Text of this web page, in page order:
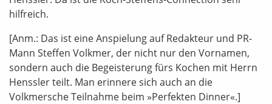
hilfreich.
[Anm.: Das ist eine Anspielung auf Redakteur und PR-
Mann Steffen Volkmer, der nicht nur den Vornamen,
sondern auch die Begeisterung fürs Kochen mit Herrn
Henssler teilt. Man erinnere sich auch an die
Volkmersche Teilnahme beim »Perfekten Dinner«.]